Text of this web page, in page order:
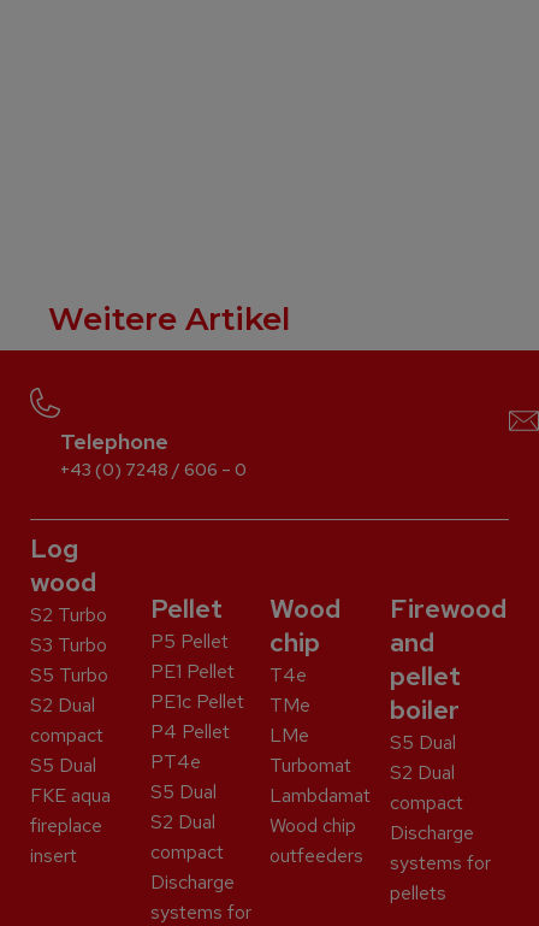
Weitere Artikel
Telephone
+43 (0) 7248 / 606 – 0
Log
wood
S2 Turbo
S3 Turbo
S5 Turbo
S2 Dual
compact
S5 Dual
FKE aqua
fireplace
insert
Pellet
P5 Pellet
PE1 Pellet
PE1c Pellet
P4 Pellet
PT4e
S5 Dual
S2 Dual
compact
Discharge
systems for
Wood
chip
T4e
TMe
LMe
Turbomat
Lambdamat
Wood chip
outfeeders
Firewood
and
pellet
boiler
S5 Dual
S2 Dual
compact
Discharge
systems for
pellets